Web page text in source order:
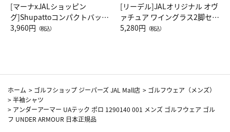
[マーナxJALショッピン
グ]Shupattoコンパクトバッグ
Drop JAL客室乗務員（LC）ス
3,960円 （税込）
[リーデル]JALオリジナル オヴ
ァチュア ワイングラス2脚セッ
ト（レッドワイン）
5,280円 （税込）
ホーム > ゴルフショップ ジーパーズ JAL Mall店 > ゴルフウェア（メンズ）
>半袖シャツ
> アンダーアーマー UAテック ポロ 1290140 001 メンズ ゴルフウェア ゴル
フ UNDER ARMOUR 日本正規品